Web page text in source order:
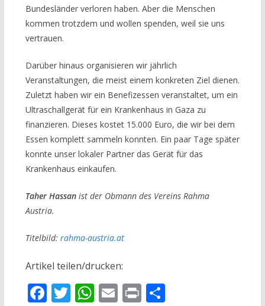
Bundesländer verloren haben. Aber die Menschen
kommen trotzdem und wollen spenden, weil sie uns
vertrauen.
Darüber hinaus organisieren wir jährlich
Veranstaltungen, die meist einem konkreten Ziel dienen.
Zuletzt haben wir ein Benefizessen veranstaltet, um ein
Ultraschallgerät für ein Krankenhaus in Gaza zu
finanzieren. Dieses kostet 15.000 Euro, die wir bei dem
Essen komplett sammeln konnten. Ein paar Tage später
konnte unser lokaler Partner das Gerät für das
Krankenhaus einkaufen.
Taher Hassanist der Obmann des Vereins Rahma
Austria.
Titelbild: rahma-austria.at
Artikel teilen/drucken:
F T W E PrT